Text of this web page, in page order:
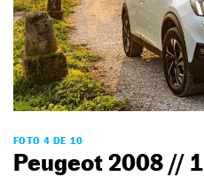
FOTO 4 DE 10
Peugeot 2008 //